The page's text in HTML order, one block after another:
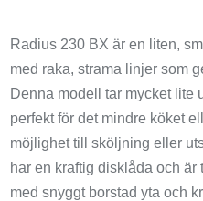
Radius 230 BX är en liten,
med raka, strama linjer som
Denna modell tar mycket lite
perfekt för det mindre köket
möjlighet till sköljning eller
har en kraftig disklåda och är
med snyggt borstad yta och